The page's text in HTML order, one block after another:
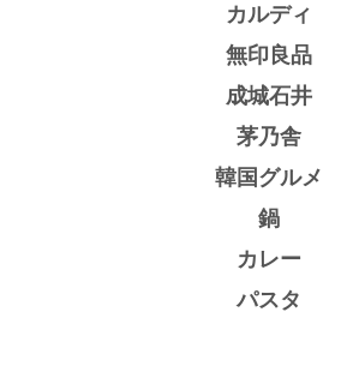
カルディ
無印良品
成城石井
茅乃舎
韓国グルメ
鍋
カレー
パスタ